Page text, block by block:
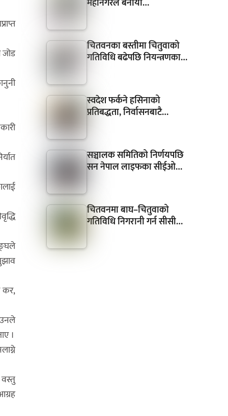
जोड
कर,
।
वस्तु
चितवनका बस्तीमा चितुवाको
गतिविधि बढेपछि नियन्त्रणका…
स्वदेश फर्कने हसिनाको
प्रतिबद्धता, निर्वासनबाटै…
सञ्चालक समितिको निर्णयपछि
सन नेपाल लाइफका सीईओ…
चितवनमा बाघ–चितुवाको
गतिविधि निगरानी गर्न सीसी…